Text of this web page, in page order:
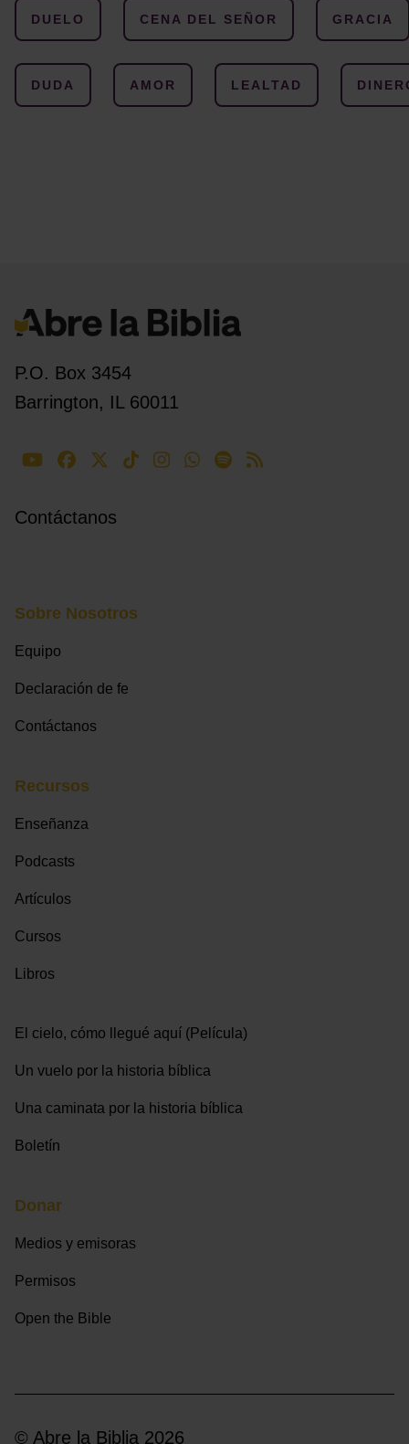
DUELO CENA DEL SEÑOR GRACIA
DUDA AMOR LEALTAD
P.O. Box 3454
Barrington, IL 60011
Contáctanos
Sobre Nosotros
Equipo
Declaración de fe
Contáctanos
Recursos
Enseñanza
Podcasts
Artículos
Cursos
Libros
El cielo, cómo llegué aquí (Película)
Un vuelo por la historia bíblica
Una caminata por la historia bíblica
Boletín
Donar
Medios y emisoras
Permisos
Open the Bible
© Abre la Biblia 2026